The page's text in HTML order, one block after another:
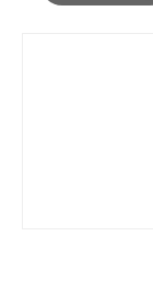
Print